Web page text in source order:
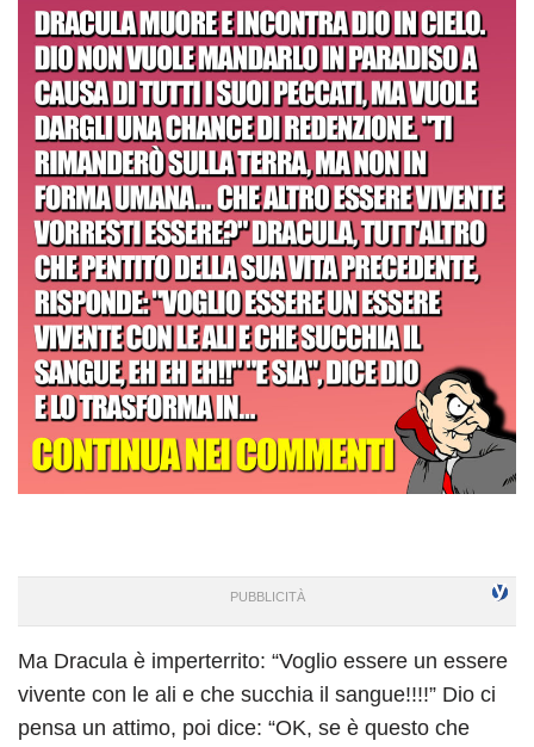
Ma Dracula è imperterrito: “Voglio essere un essere
vivente con le ali e che succhia il sangue!!!!” Dio ci
pensa un attimo, poi dice: “OK, se è questo che